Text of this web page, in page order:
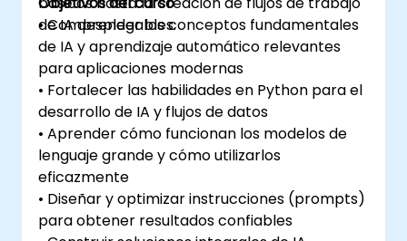
de IA desplegables.
• Comprender los conceptos fundamentales
de IA y aprendizaje automático relevantes
para aplicaciones modernas
• Fortalecer las habilidades en Python para el
desarrollo de IA y flujos de datos
• Aprender cómo funcionan los modelos de
lenguaje grande y cómo utilizarlos
eficazmente
• Diseñar y optimizar instrucciones (prompts)
para obtener resultados confiables